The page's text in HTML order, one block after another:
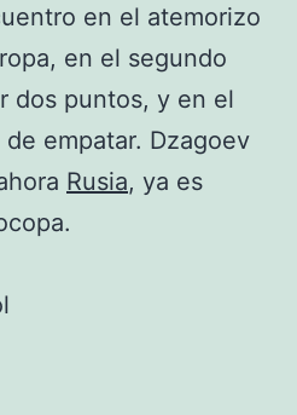
en el atemorizo
en el segundo
dos puntos, y en el
empatar. Dzagoev
Rusia, ya es